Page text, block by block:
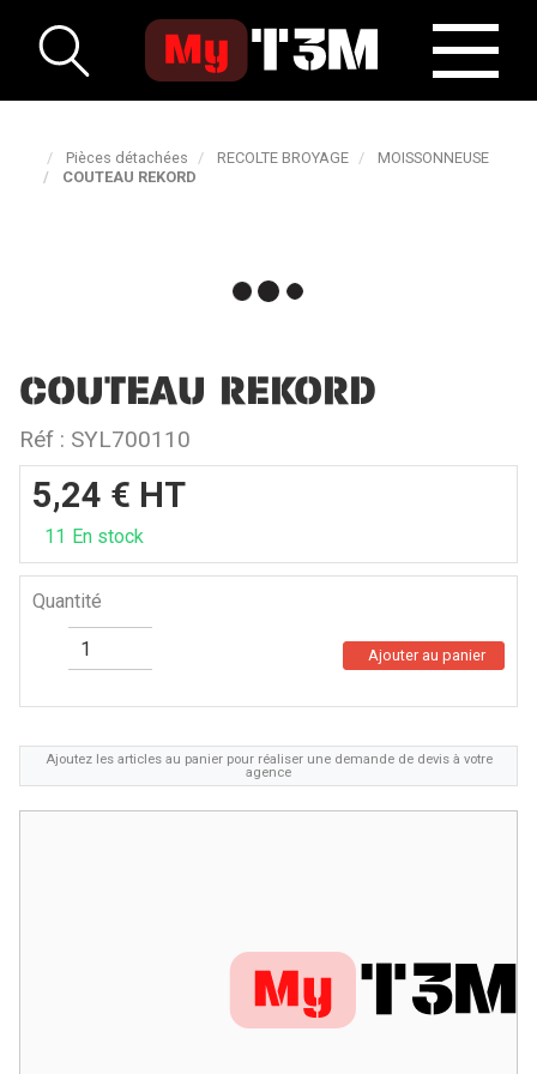
Pièces détachées RECOLTE BROYAGE
MOISSONNEUSE
COUTEAU REKORD
COUTEAU REKORD
Réf : SYL700110
Ajoutez les articles au panier pour réaliser une demande de devis à votre
agence
5,24 € HT
11 En stock
Quantité
Ajouter au panier